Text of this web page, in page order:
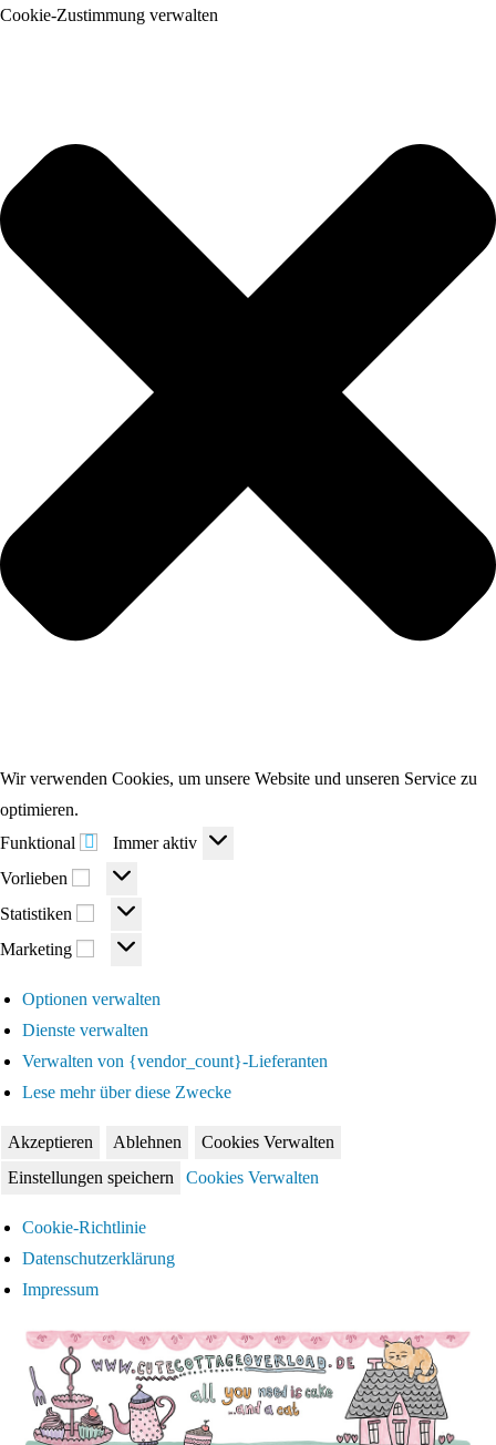
Cookie-Zustimmung verwalten
Wir verwenden Cookies, um unsere Website und unseren Service zu
optimieren.
Funktional
Funktional
Immer aktiv
Vorlieben
Vorlieben
Statistiken Statistiken
Marketing Marketing
Optionen verwalten
Dienste verwalten
Verwalten von {vendor_count}-Lieferanten
Lese mehr über diese Zwecke
Akzeptieren Ablehnen
Cookies Verwalten
Einstellungen speichern
Cookies Verwalten
Cookie-Richtlinie
Datenschutzerklärung
Impressum
Zum
springen